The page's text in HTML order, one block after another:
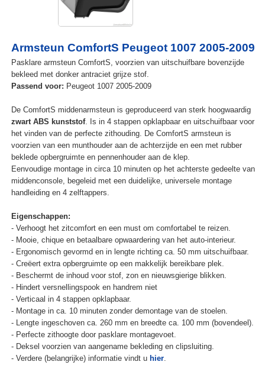
Armsteun ComfortS Peugeot 1007 2005-2009
Pasklare armsteun ComfortS, voorzien van uitschuifbare bovenzijde
bekleed met donker antraciet grijze stof.
Passend voor: Peugeot 1007 2005-2009
De ComfortS middenarmsteun is geproduceerd van sterk hoogwaardig
zwart ABS kunststof. Is in 4 stappen opklapbaar en uitschuifbaar voor
het vinden van de perfecte zithouding. De ComfortS armsteun is
voorzien van een munthouder aan de achterzijde en een met rubber
beklede opbergruimte en pennenhouder aan de klep.
Eenvoudige montage in circa 10 minuten op het achterste gedeelte van
middenconsole, begeleid met een duidelijke, universele montage
handleiding en 4 zelftappers.
Eigenschappen:
- Verhoogt het zitcomfort en een must om comfortabel te reizen.
- Mooie, chique en betaalbare opwaardering van het auto-interieur.
- Ergonomisch gevormd en in lengte richting ca. 50 mm uitschuifbaar.
- Creëert extra opbergruimte op een makkelijk bereikbare plek.
- Beschermt de inhoud voor stof, zon en nieuwsgierige blikken.
- Hindert versnellingspook en handrem niet
- Verticaal in 4 stappen opklapbaar.
- Montage in ca. 10 minuten zonder demontage van de stoelen.
- Lengte ingeschoven ca. 260 mm en breedte ca. 100 mm (bovendeel).
- Perfecte zithoogte door pasklare montagevoet.
- Deksel voorzien van aangename bekleding en clipsluiting.
- Verdere (belangrijke) informatie vindt u hier.